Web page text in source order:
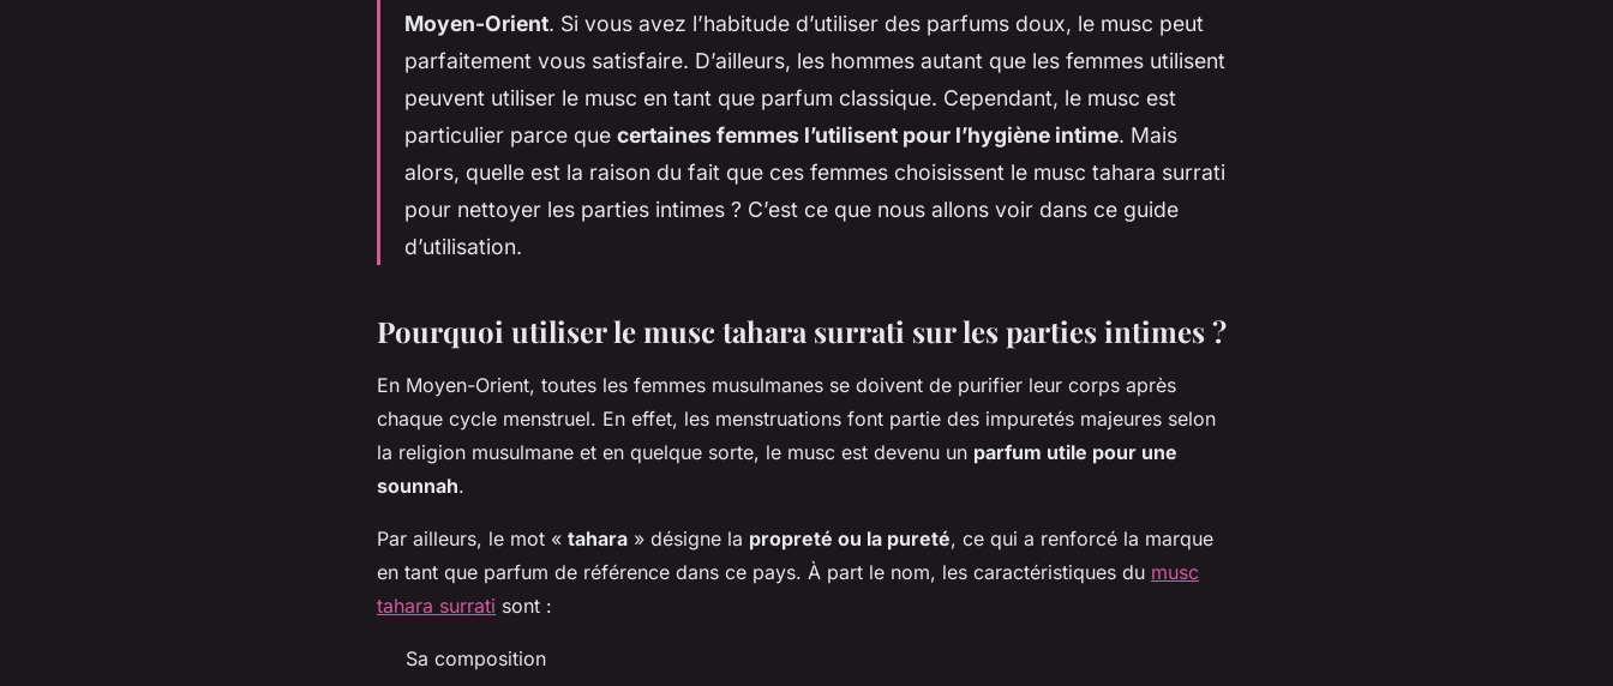
Moyen-Orient. Si vous avez l’habitude d’utiliser des parfums doux, le musc peut
parfaitement vous satisfaire. D’ailleurs, les hommes autant que les femmes utilisent
peuvent utiliser le musc en tant que parfum classique. Cependant, le musc est
particulier parce que certaines femmes l’utilisent pour l’hygiène intime. Mais
alors, quelle est la raison du fait que ces femmes choisissent le musc tahara surrati
pour nettoyer les parties intimes ? C’est ce que nous allons voir dans ce guide
d’utilisation.
Pourquoi utiliser le musc tahara surrati sur les parties intimes ?
En Moyen-Orient, toutes les femmes musulmanes se doivent de purifier leur corps après
chaque cycle menstruel. En effet, les menstruations font partie des impuretés majeures selon
la religion musulmane et en quelque sorte, le musc est devenu un parfum utile pour une
sounnah.
Par ailleurs, le mot « tahara » désigne la propreté ou la pureté, ce qui a renforcé la marque
en tant que parfum de référence dans ce pays. À part le nom, les caractéristiques du musc
tahara surrati sont :
Sa composition